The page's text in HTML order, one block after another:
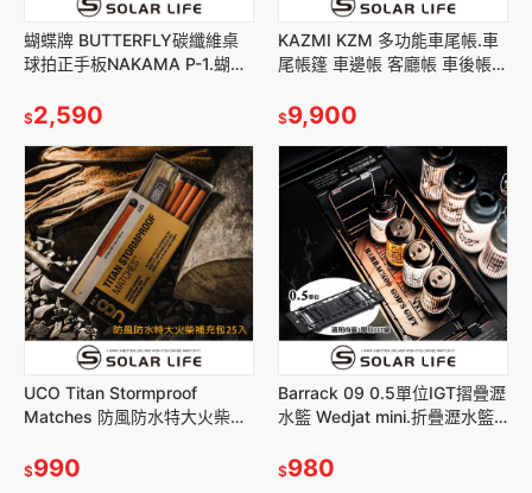
蝴蝶牌 BUTTERFLY碳纖維桌
球拍正手板NAKAMA P-1.蝴蝶
拍桌球 刀板刀拍
$2,590
KAZMI KZM 多功能車尾帳.車
尾帳篷 車邊帳 客廳帳 車後帳
$9,900
UCO Titan Stormproof
Matches 防風防水特大火柴補
$990
Barrack 09 0.5單位IGT摺疊瀝
水籃 Wedjat mini.折疊瀝水籃
置物
$980